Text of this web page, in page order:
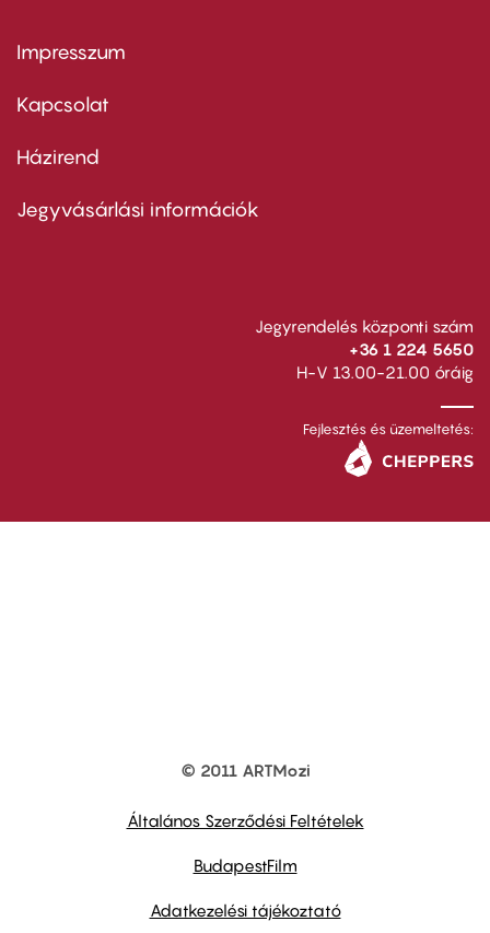
Footer
first
Impresszum
Kapcsolat
Footer
second
Házirend
Jegyvásárlási információk
Jegyrendelés központi szám
+36 1 224 5650
H-V 13.00-21.00 óráig
Fejlesztés és üzemeltetés:
© 2011 ARTMozi
Általános Szerződési Feltételek
BudapestFilm
Adatkezelési tájékoztató